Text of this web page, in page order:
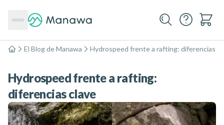
Inicio
El Blog de Manawa Hydrospeed frente a rafting: diferencias
Hydrospeed frente a rafting:
diferencias clave